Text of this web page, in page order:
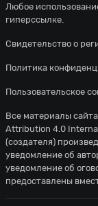
Любое
гиперссылке.
Свидетельство о
Политика
Пользовательское
Все материалы
Attribution 4.0
(создателя)
уведомление об
уведомление об
предоставлены